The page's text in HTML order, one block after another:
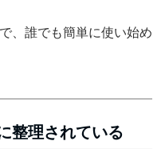
、誰でも簡単に使い始め
整理されている